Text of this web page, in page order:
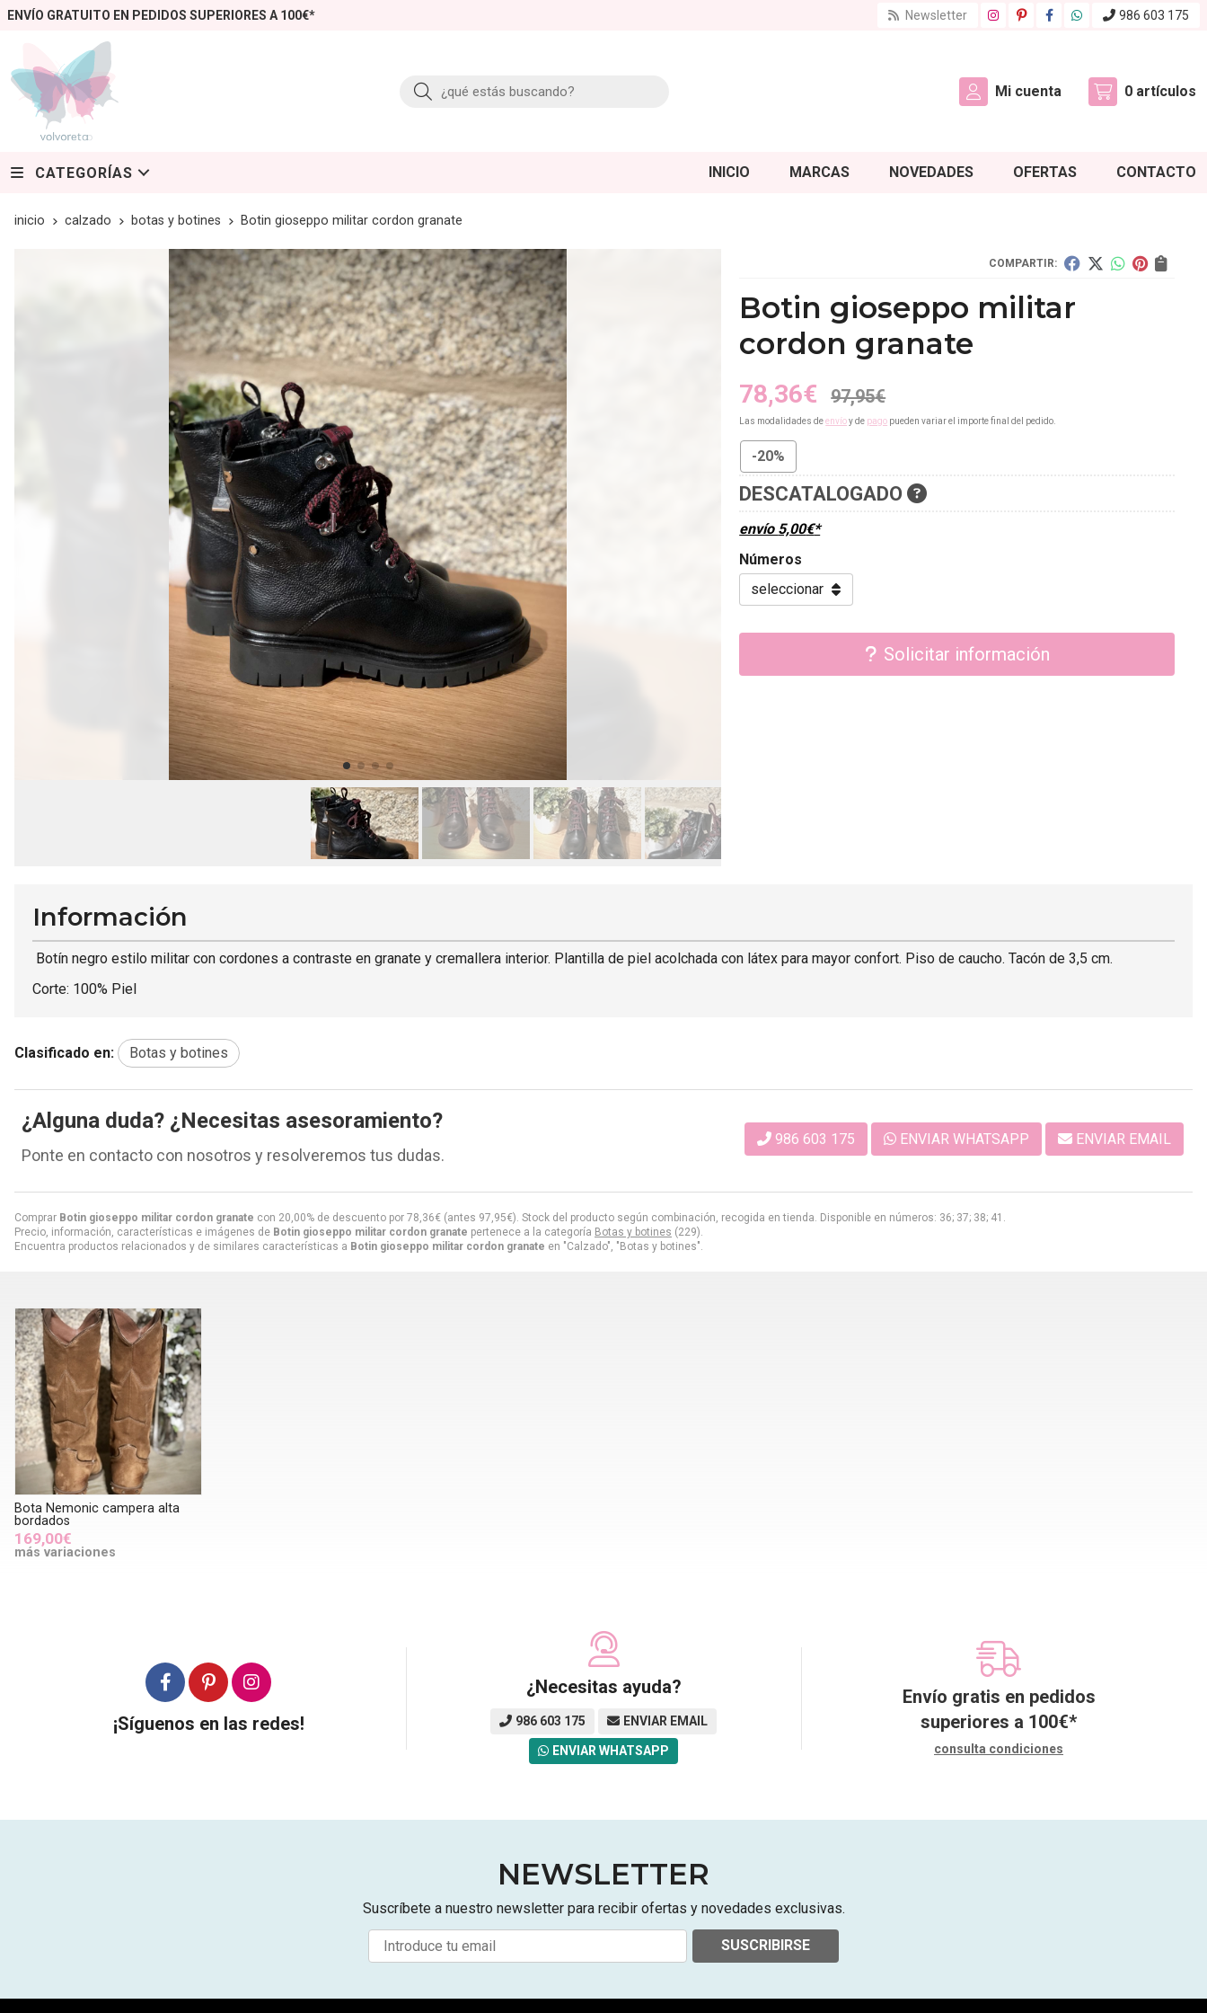
ENVÍO GRATUITO EN PEDIDOS SUPERIORES A 100€* Newsletter 986 603 175
Buscar Mi cuenta 0 artículos
CATEGORÍAS INICIO MARCAS NOVEDADES OFERTAS CONTACTO
inicio calzado botas y botines Botin gioseppo militar cordon granate
COMPARTIR:
Botin gioseppo militar
cordon granate
78,36€ 97,95€
Las modalidades deenvíoy de pago pueden variar el importe final del pedido.
-20%
DESCATALOGADO
envío 5,00€*
Números
Solicitar información
Comprar Botin gioseppo militar cordon granate con 20,00% de descuento por 78,36€ (antes 97,95€). Stock del producto según combinación, recogida en tienda. Disponible en números: 36; 37; 38; 41.
Precio, información, características e imágenes de Botin gioseppo militar cordon granate pertenece a la categoría Botas y botines (229).
Encuentra productos relacionados y de similares características a Botin gioseppo militar cordon granate en "Calzado", "Botas y botines".
Información
Botín negro estilo militar con cordones a contraste en granate y cremallera interior. Plantilla de piel acolchada con látex para mayor confort. Piso de caucho. Tacón de 3,5 cm.
Corte: 100% Piel
Clasificado en: Botas y botines
¿Alguna duda? ¿Necesitas asesoramiento?
Ponte en contacto con nosotros y resolveremos tus dudas.
986 603 175 ENVIAR WHATSAPP ENVIAR EMAIL
Bota Nemonic campera alta
bordados
169,00€
más variaciones
¡Síguenos en las redes!
¿Necesitas ayuda?
986 603 175 ENVIAR EMAIL
ENVIAR WHATSAPP
Envío gratis en pedidos
superiores a 100€*
consulta condiciones
NEWSLETTER
Suscríbete a nuestro newsletter para recibir ofertas y novedades exclusivas.
SUSCRIBIRSE